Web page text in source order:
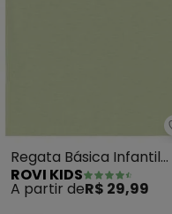
Regata Básica Infantil
Menina (Verde)
ROVI KIDS
A partir deR$ 29,99